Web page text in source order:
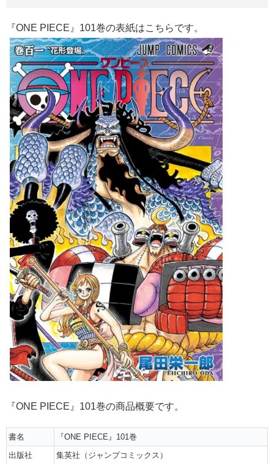
『ONE PIECE』101巻の表紙はこちらです。
『ONE PIECE』101巻の商品概要です。
書名
『ONE PIECE』101巻
出版社
集英社（ジャンプコミックス）